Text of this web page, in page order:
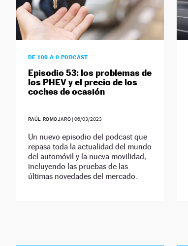
DE 100 A 0 PODCAST
Episodio 53: los problemas de
los PHEV y el precio de los
coches de ocasión
RAÚL ROMOJARO |06/03/2023
Un nuevo episodio del podcast que
repasa toda la actualidad del mundo
del automóvil y la nueva movilidad,
incluyendo las pruebas de las
últimas novedades del mercado.